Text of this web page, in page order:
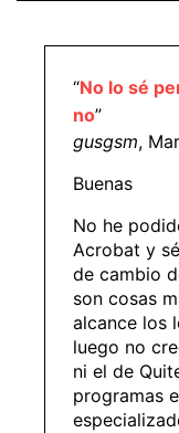
“No lo sé
no”
gusgsm,
Buenas
No he
Acrobat y
de cambio
son cosas
alcance los
luego no
ni el de
programas